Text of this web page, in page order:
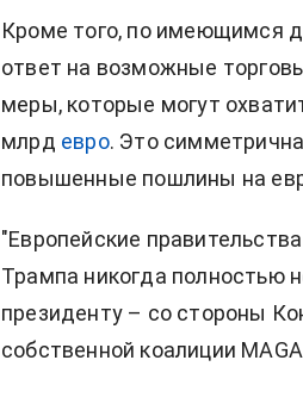
Кроме того, по имеющимся
ответ на возможные
меры, которые могут
млрд евро. Это
повышенные пошлины на
"Европейские
Трампа никогда полностью
президенту – со стороны
собственной коалиции